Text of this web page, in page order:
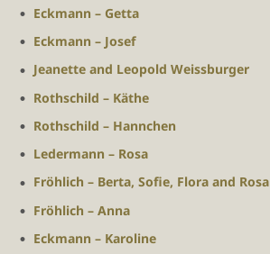
Eckmann – Getta
Eckmann – Josef
Jeanette and Leopold Weissburger
Rothschild – Käthe
Rothschild – Hannchen
Ledermann – Rosa
Fröhlich – Berta, Sofie, Flora and Rosa
Fröhlich – Anna
Eckmann – Karoline